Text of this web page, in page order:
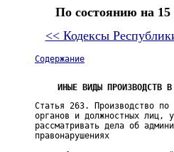
По состоянию на 15
<< Кодексы
Содержание
ИНЫЕ ВИДЫ ПРОИЗВОДСТВ
Статья 263. Производство по
органов и должностных лиц,
рассматривать дела об
правонарушениях